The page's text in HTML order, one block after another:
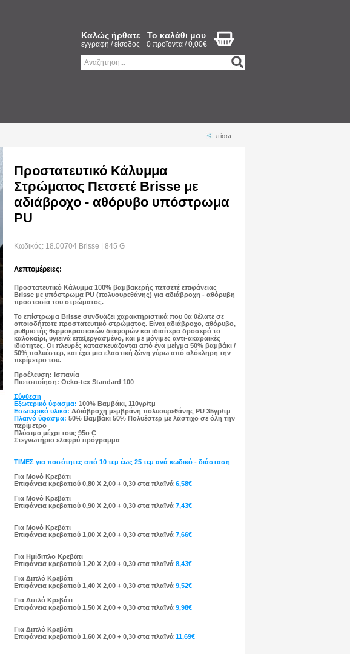
Καλώς ήρθατε
εγγραφή /είσοδος
Το καλάθι μου
0 προϊόντα / 0,00€
πίσω
Προστατευτικό Κάλυμμα
Στρώματος Πετσετέ Brisse με
αδιάβροχο - αθόρυβο υπόστρωμα
PU
Κωδικός: 18.00704 Brisse | 845 G
Λεπτομέρειες:
Προστατευτικό Κάλυμμα 100% βαμβακερής πετσετέ επιφάνειας
Brisse με υπόστρωμα PU (πολυουρεθάνης) για αδιάβροχη - αθόρυβη
προστασία του στρώματος.
Το επίστρωμα Brisse συνδυάζει χαρακτηριστικά που θα θέλατε σε
οποιοδήποτε προστατευτικό στρώματος. Είναι αδιάβροχο, αθόρυβο,
ρυθμιστής θερμοκρασιακών διαφορών και ιδιαίτερα δροσερό το
καλοκαίρι, υγιεινά επεξεργασμένο, και με μόνιμες αντι-ακαραϊκές
ιδιότητες. Οι πλευρές κατασκευάζονται από ένα μείγμα 50% βαμβάκι /
50% πολυέστερ, και έχει μια ελαστική ζώνη γύρω από ολόκληρη την
περίμετρο του.
Προέλευση: Ισπανία
Πιστοποίηση: Oeko-tex Standard 100
Σύνθεση
Εξωτερικό ύφασμα: 100% Βαμβάκι, 110γρ/τμ
Εσωτερικό υλικό: Αδιάβροχη μεμβράνη πολυουρεθάνης PU 35γρ/τμ
Πλαϊνό ύφασμα: 50% Βαμβάκι 50% Πολυέστερ με λάστιχο σε όλη την
περίμετρο
Πλύσιμο μέχρι τους 95ο C
Στεγνωτήριο ελαφρύ πρόγραμμα
ΤΙΜΕΣ για ποσότητες από 10 τεμ έως 25 τεμ ανά κωδικό - διάσταση
Για Μονό Κρεβάτι
Eπιφάνεια κρεβατιού 0,80 Χ 2,00 + 0,30 στα πλαϊνά 6,58€
Για Μονό Κρεβάτι
Eπιφάνεια κρεβατιού 0,90 Χ 2,00 + 0,30 στα πλαϊνά 7,43€
Για Μονό Κρεβάτι
Eπιφάνεια κρεβατιού 1,00 Χ 2,00 + 0,30 στα πλαϊνά 7,66€
Για Ημίδιπλο Κρεβάτι
Eπιφάνεια κρεβατιού 1,20 Χ 2,00 + 0,30 στα πλαϊνά8,43€
Για Διπλό Κρεβάτι
Eπιφάνεια κρεβατιού 1,40 Χ 2,00 + 0,30 στα πλαϊνά 9,52€
Για Διπλό Κρεβάτι
Eπιφάνεια κρεβατιού 1,50 Χ 2,00 + 0,30 στα πλαϊνά9,98€
Για Διπλό Κρεβάτι
Eπιφάνεια κρεβατιού 1,60 Χ 2,00 + 0,30 στα πλαϊνά 11,69€